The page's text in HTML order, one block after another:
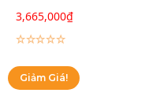
3,665,000₫
Lựa chọn các tùy chọn
Giảm Giá!